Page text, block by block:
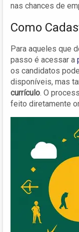
nas chances de
Como
Para aqueles que
passo é acessar a
os candidatos
disponíveis, mas
currículo. O
feito diretamente